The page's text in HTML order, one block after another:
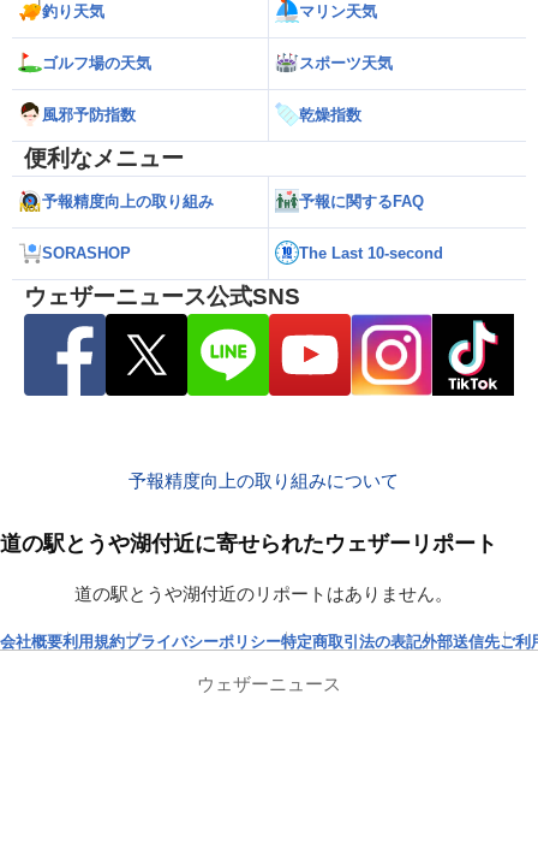
釣り天気 マリン天気
ゴルフ場の天気 スポーツ天気
風邪予防指数 乾燥指数
便利なメニュー
予報精度向上の取り組み 予報に関するFAQ
SORASHOP The Last 10-second
ウェザーニュース公式SNS
予報精度向上の取り組みについて
道の駅とうや湖付近に寄せられたウェザーリポート
道の駅とうや湖付近のリポートはありません。
会社概要利用規約プライバシーポリシー特定商取引法の表記外部送信先ご利
ウェザーニュース